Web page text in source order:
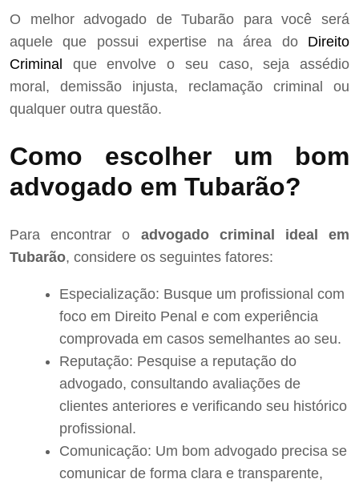
O melhor advogado de Tubarão para você será
aquele que possui expertise na área do Direito
Criminal que envolve o seu caso, seja assédio
moral, demissão injusta, reclamação criminal ou
qualquer outra questão.
Como escolher um bom
advogado em Tubarão?
Para encontrar o advogado criminal ideal em
Tubarão, considere os seguintes fatores:
Especialização: Busque um profissional com
foco em Direito Penal e com experiência
comprovada em casos semelhantes ao seu.
Reputação: Pesquise a reputação do
advogado, consultando avaliações de
clientes anteriores e verificando seu histórico
profissional.
Comunicação: Um bom advogado precisa se
comunicar de forma clara e transparente,